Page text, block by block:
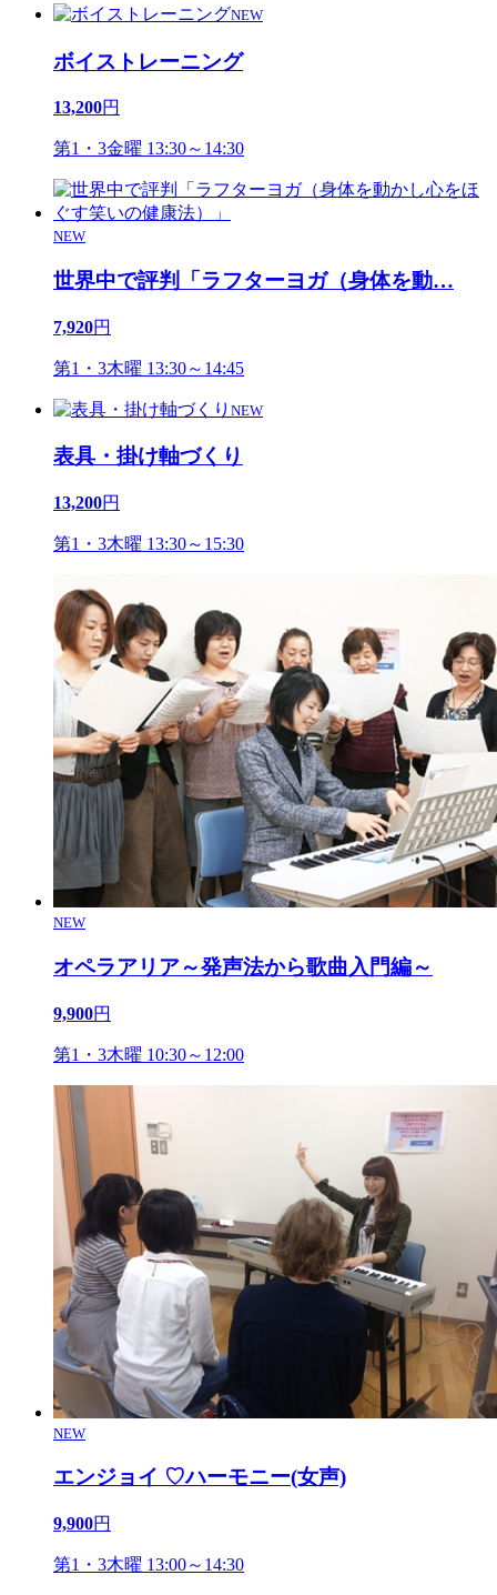
NEW
ボイストレーニング
13,200円
第1・3金曜 13:30～14:30
NEW
世界中で評判「ラフターヨガ（身体を動…
7,920円
第1・3木曜 13:30～14:45
NEW
表具・掛け軸づくり
13,200円
第1・3木曜 13:30～15:30
NEW
オペラアリア～発声法から歌曲入門編～
9,900円
第1・3木曜 10:30～12:00
NEW
エンジョイ ♡ハーモニー(女声)
9,900円
第1・3木曜 13:00～14:30